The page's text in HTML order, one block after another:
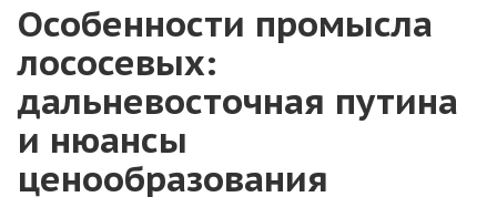
Особенности промысла
лососевых:
дальневосточная путина
и нюансы
ценообразования